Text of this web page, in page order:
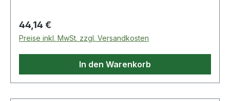
Regulärer Preis:
44,14 €
Preise inkl. MwSt. zzgl. Versandkosten
In den Warenkorb